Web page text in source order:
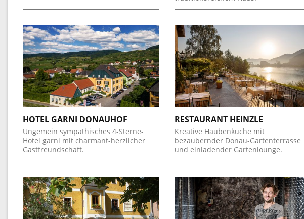
HOTEL GARNI DONAUHOF
Ungemein sympathisches 4-Sterne-
Hotel garni mit charmant-herzlicher
Gastfreundschaft.
RESTAURANT HEINZLE
Kreative Haubenküche mit
bezaubernder Donau-Gartenterrasse
und einladender Gartenlounge.